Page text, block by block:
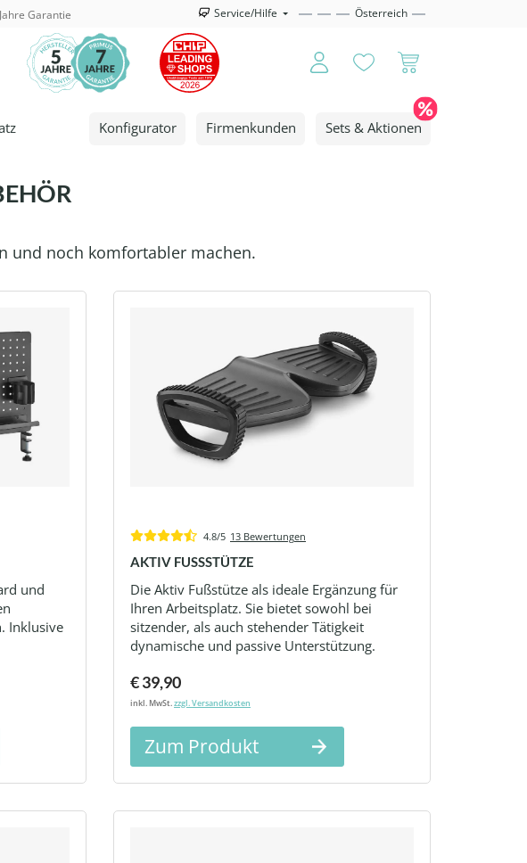
Garantie Service/Hilfe Österreich
Konfigurator Firmenkunden Sets & Aktionen
und noch komfortabler machen.
und
Inklusive
4.8/5 13 Bewertungen
AKTIV FUSSSTÜTZE
Die Aktiv Fußstütze als ideale Ergänzung für
Ihren Arbeitsplatz. Sie bietet sowohl bei
sitzender, als auch stehender Tätigkeit
dynamische und passive Unterstützung.
€ 39,90
inkl. MwSt.zzgl. Versandkosten
Zum Produkt